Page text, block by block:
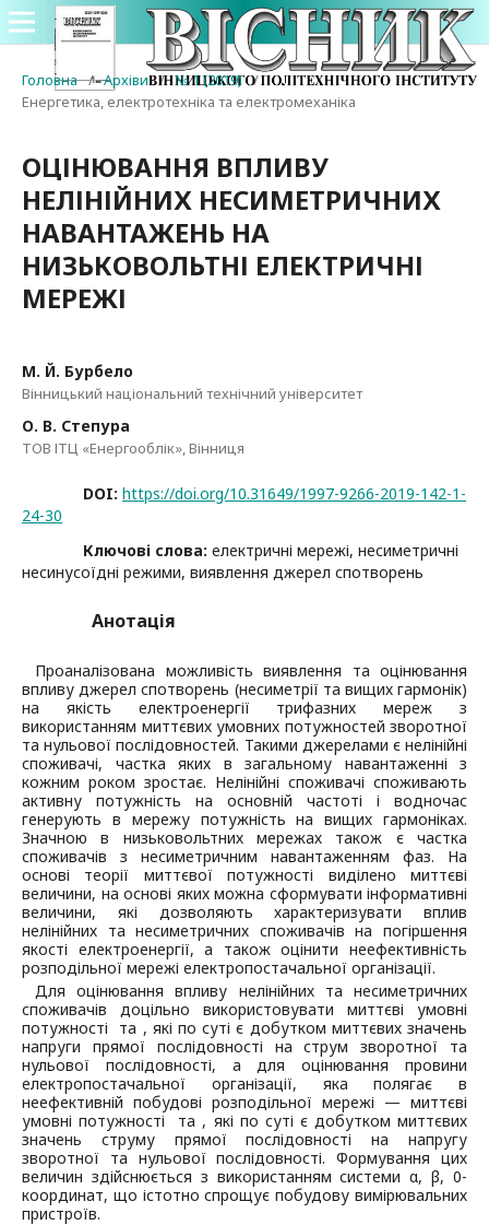
Головна / Архіви / № 1 (2019) /
Енергетика, електротехніка та електромеханіка
ОЦІНЮВАННЯ ВПЛИВУ
НЕЛІНІЙНИХ НЕСИМЕТРИЧНИХ
НАВАНТАЖЕНЬ НА
НИЗЬКОВОЛЬТНІ ЕЛЕКТРИЧНІ
МЕРЕЖІ
М. Й. Бурбело
Вінницький національний технічний університет
О. В. Степура
ТОВ ІТЦ «Енергооблік», Вінниця
DOI: https://doi.org/10.31649/1997-9266-2019-142-1-
24-30
Ключові слова: електричні мережі, несиметричні
несинусоїдні режими, виявлення джерел спотворень
Анотація
Проаналізована можливість виявлення та оцінювання
впливу джерел спотворень (несиметрії та вищих гармонік)
на якість електроенергії трифазних мереж з
використанням миттєвих умовних потужностей зворотної
та нульової послідовностей. Такими джерелами є нелінійні
споживачі, частка яких в загальному навантаженні з
кожним роком зростає. Нелінійні споживачі споживають
активну потужність на основній частоті і водночас
генерують в мережу потужність на вищих гармоніках.
Значною в низьковольтних мережах також є частка
споживачів з несиметричним навантаженням фаз. На
основі теорії миттєвої потужності виділено миттєві
величини, на основі яких можна сформувати інформативні
величини, які дозволяють характеризувати вплив
нелінійних та несиметричних споживачів на погіршення
якості електроенергії, а також оцінити неефективність
розподільної мережі електропостачальної організації.
Для оцінювання впливу нелінійних та несиметричних
споживачів доцільно використовувати миттєві умовні
потужності та , які по суті є добутком миттєвих значень
напруги прямої послідовності на струм зворотної та
нульової послідовності, а для оцінювання провини
електропостачальної організації, яка полягає в
неефективній побудові розподільної мережі — миттєві
умовні потужності та , які по суті є добутком миттєвих
значень струму прямої послідовності на напругу
зворотної та нульової послідовності. Формування цих
величин здійснюється з використанням системи α, β, 0-
координат, що істотно спрощує побудову вимірювальних
пристроїв.